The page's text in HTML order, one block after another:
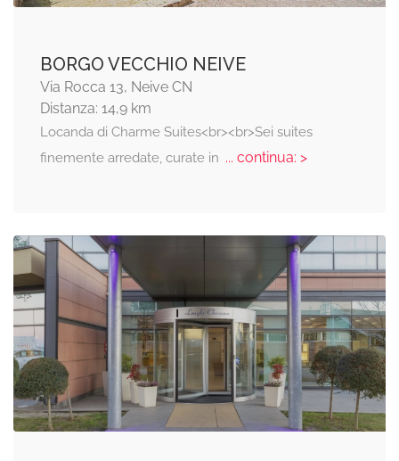
BORGO VECCHIO NEIVE
Via Rocca 13, Neive CN
Distanza: 14,9 km
Locanda di Charme Suites<br><br>Sei suites
finemente arredate, curate in ... continua: >